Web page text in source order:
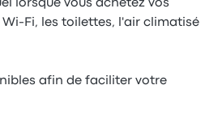
lorsque vous achetez vos
Fi, les toilettes, l'air climatisé
afin de faciliter votre